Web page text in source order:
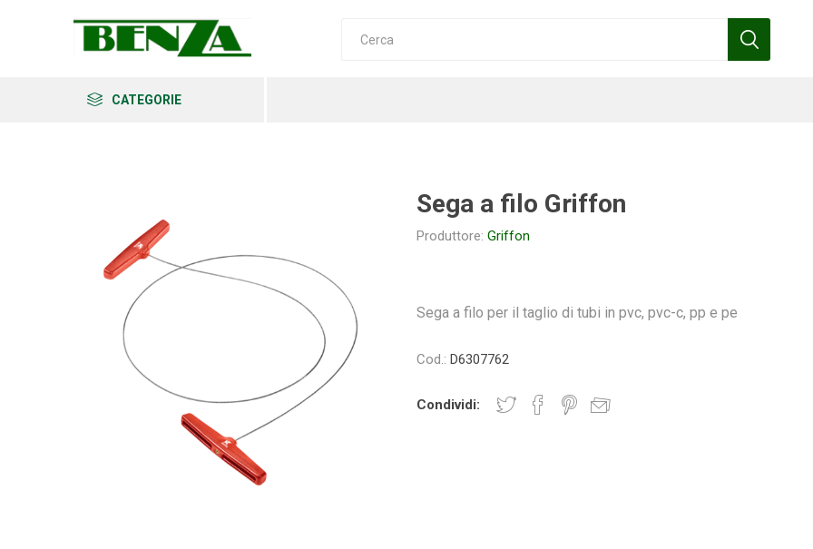
CATEGORIE
Arkema Benza
Erba Fiskars
Mareva
Sega a filo Griffon
Produttore: Griffon
Sega a filo per il taglio di tubi in pvc, pvc-c, pp e pe
Cod.: D6307762
Condividi: